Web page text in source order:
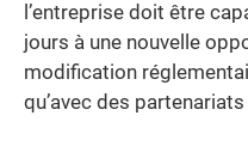
l’entreprise doit être
jours à une nouvelle
modification
qu’avec des